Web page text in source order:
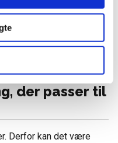
på otte procent til
Vejhjælp inkluderet, når
Du kan læse mere om
der passer til
Derfor kan det være